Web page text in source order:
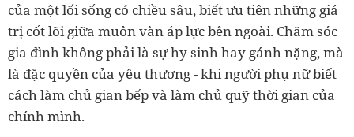
của một lối sống có chiều sâu, biết ưu tiên những giá
trị cốt lõi giữa muôn vàn áp lực bên ngoài. Chăm sóc
gia đình không phải là sự hy sinh hay gánh nặng, mà
là đặc quyền của yêu thương - khi người phụ nữ biết
cách làm chủ gian bếp và làm chủ quỹ thời gian của
chính mình.